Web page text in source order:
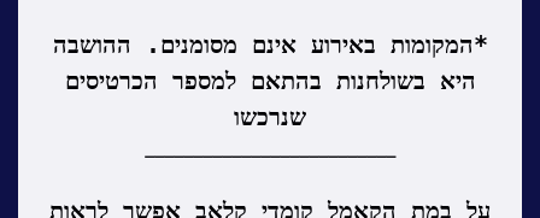
*המקומות באירוע אינם מסומנים. ההושבה
היא בשולחנות בהתאם למספר הכרטיסים
שנרכשו
על במת הקאמל קומדי קלאב אפשר לראות